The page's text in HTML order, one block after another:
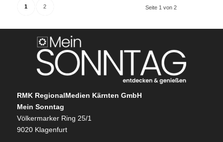
Seite 1 von 2
1 2
RMK RegionalMedien Kärnten GmbH
Mein Sonntag
Völkermarker Ring 25/1
9020 Klagenfurt